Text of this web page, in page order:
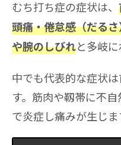
むち打ち症の症状は、
頭痛・倦怠感（だる
や腕のしびれと多岐に
中でも代表的な症状
す。筋肉や靱帯に不
で炎症し痛みが生じま